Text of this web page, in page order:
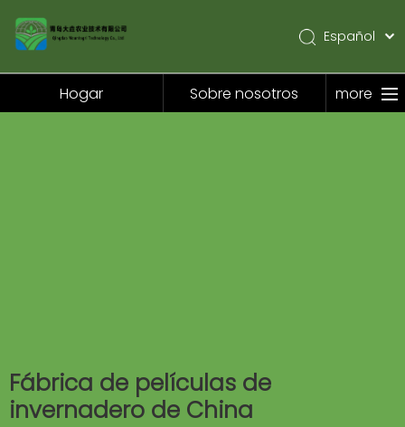
Español
Pусский
Hogar Sobre nosotros more
Fábrica de películas de
invernadero de China